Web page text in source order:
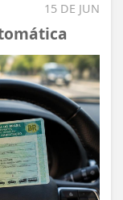
15 DE JUN